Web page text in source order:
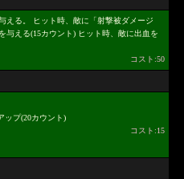
える。 ヒット時、敵に「射撃被ダメージ
与える(15カウント) ヒット時、敵に出血を
コスト:50
ップ(20カウント)
コスト:15